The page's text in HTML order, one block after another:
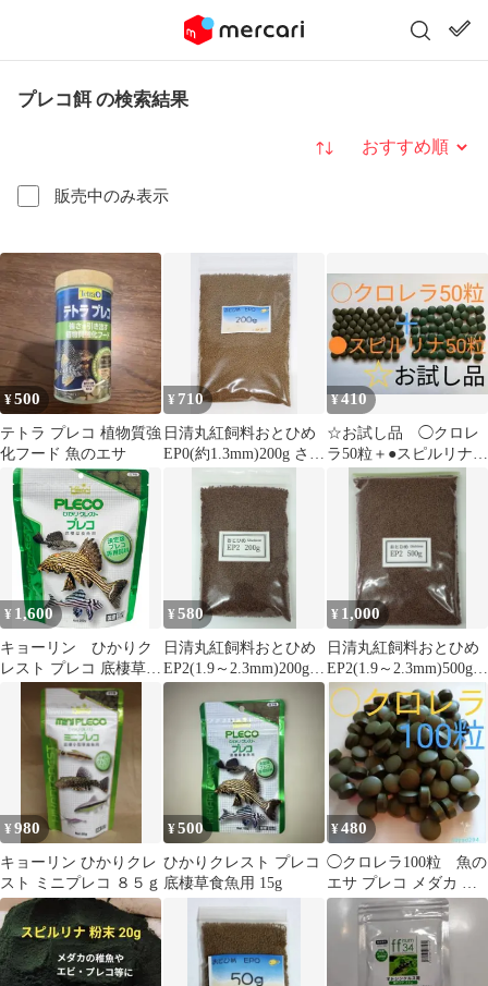
プレコ餌 の検索結果
販売中のみ表示
並び替え
¥500
テトラ プレコ 植物質強
化フード 魚のエサ
¥ 710
日清丸紅飼料おとひめ
EP0(約1.3mm)200g さか
なのごはん
¥410
☆お試し品 ◯クロレ
ラ50粒＋●スピルリナ50
粒セット プレコ メ
ダカ エサ
¥ 1,600
キョーリン ひかりク
レスト プレコ 底棲草食
魚用 300グラム 正規販
売店 消費期限2028年1
月31日(2025年9月現在
の在庫で）
¥580
日清丸紅飼料おとひめ
EP2(1.9～2.3mm)200g
さかなのごはん
¥ 1,000
日清丸紅飼料おとひめ
EP2(1.9～2.3mm)500g
さかなのごはん
¥980
キョーリン ひかりクレ
スト ミニプレコ ８５ｇ
¥500
ひかりクレスト プレコ
底棲草食魚用 15g
¥480
◯クロレラ100粒 魚の
エサ プレコ メダカ ヌ
マエビ 甲殻類